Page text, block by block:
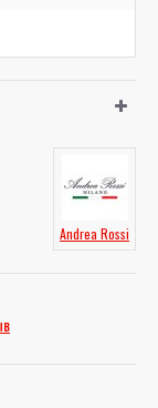
Andrea Rossi